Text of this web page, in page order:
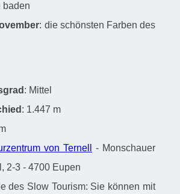
baden
: die schönsten Farben des
: Mittel
: 1.447 m
von Ternell
- Monschauer
2-3 - 4700 Eupen
des Slow Tourism: Sie können mit